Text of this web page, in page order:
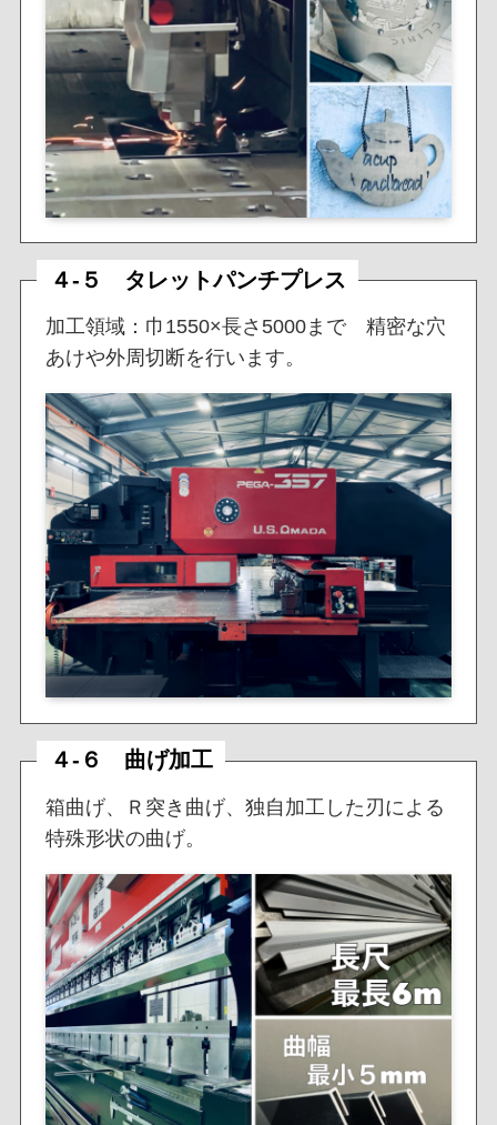
４-５ タレットパンチプレス
加工領域：巾1550×長さ5000まで 精密な穴
あけや外周切断を行います。
４-６ 曲げ加工
箱曲げ、Ｒ突き曲げ、独自加工した刃による
特殊形状の曲げ。